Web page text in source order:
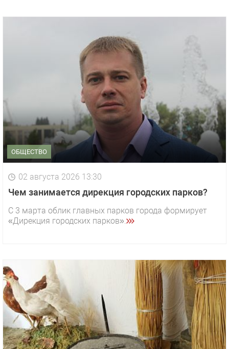
ОБЩЕСТВО
02 августа 2026 13:30
Чем занимается дирекция городских парков?
С 3 марта облик главных парков города формирует
«Дирекция городских парков».